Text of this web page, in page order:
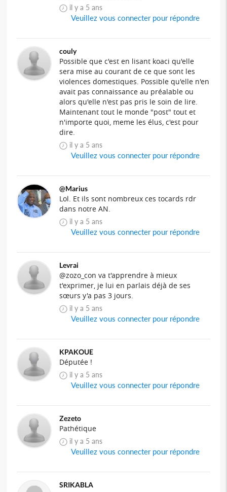
il y a 5 ans
Veuillez vous connecter pour répondre
couly
Possible que c'est en lisant koaci qu'elle
sera mise au courant de ce que sont les
violences domestiques. Possible qu'elle n'en
avait pas connaissance au préalable ou
alors qu'elle n'est pas pris le soin de lire.
Maintenant tout le monde "post" tout et
n'importe quoi, meme les élus, c'est pour
dire.
il y a 5 ans
Veuillez vous connecter pour répondre
@Marius
Lol. Et ils sont nombreux ces tocards rdr
dans notre AN.
il y a 5 ans
Veuillez vous connecter pour répondre
Levrai
@zozo_con va t'apprendre à mieux
t'exprimer, je lui en parlais déjà de ses
sœurs y'a pas 3 jours.
il y a 5 ans
Veuillez vous connecter pour répondre
KPAKOUE
Députée !
il y a 5 ans
Veuillez vous connecter pour répondre
Zezeto
Pathétique
il y a 5 ans
Veuillez vous connecter pour répondre
SRIKABLA